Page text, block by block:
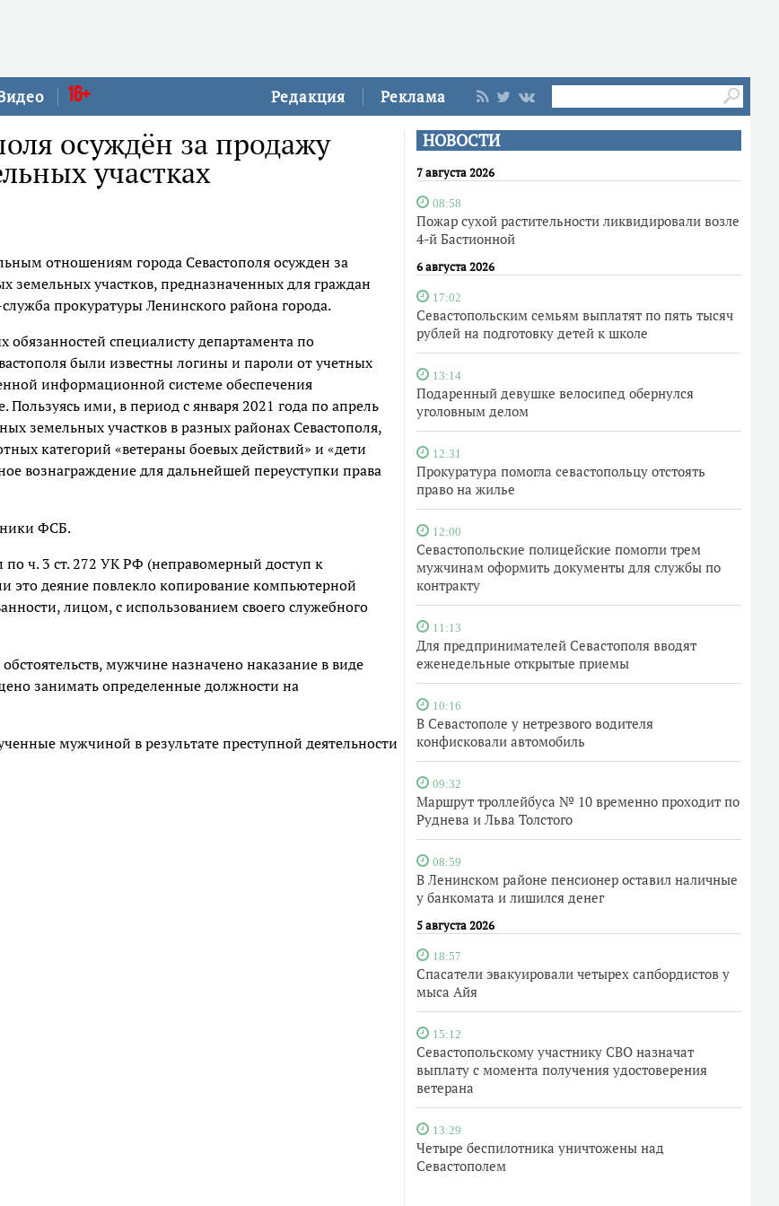
Редакция Реклама
16+
НОВОСТИ
7 августа 2026
08:58
Пожар сухой растительности ликвидировали возле
4-й Бастионной
6 августа 2026
17:02
Севастопольским семьям выплатят по пять тысяч
рублей на подготовку детей к школе
13:14
Подаренный девушке велосипед обернулся
уголовным делом
12:31
Прокуратура помогла севастопольцу отстоять
право на жилье
12:00
Севастопольские полицейские помогли трем
мужчинам оформить документы для службы по
контракту
11:13
Для предпринимателей Севастополя вводят
еженедельные открытые приемы
10:16
В Севастополе у нетрезвого водителя
конфисковали автомобиль
09:32
Маршрут троллейбуса № 10 временно проходит по
Руднева и Льва Толстого
08:59
В Ленинском районе пенсионер оставил наличные
у банкомата и лишился денег
5 августа 2026
18:57
Спасатели эвакуировали четырех сапбордистов у
мыса Айя
15:12
Севастопольскому участнику СВО назначат
выплату с момента получения удостоверения
ветерана
13:29
Четыре беспилотника уничтожены над
Севастополем
осуждён за продажу
участках
отношениям города Севастополя осужден за
земельных участков, предназначенных для граждан
прокуратуры Ленинского района города.
обязанностей специалисту департамента по
были известны логины и пароли от учетных
информационной системе обеспечения
Пользуясь ими, в период с января 2021 года по апрель
земельных участков в разных районах Севастополя,
категорий «ветераны боевых действий» и «дети
вознаграждение для дальнейшей переуступки права
ФСБ.
ч. 3 ст. 272 УК РФ (неправомерный доступ к
деяние повлекло копирование компьютерной
лицом, с использованием своего служебного
мужчине назначено наказание в виде
занимать определенные должности на
мужчиной в результате преступной деятельности